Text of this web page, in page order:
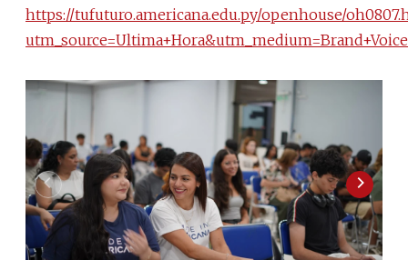
https://tufuturo.americana.edu.py/openhouse/